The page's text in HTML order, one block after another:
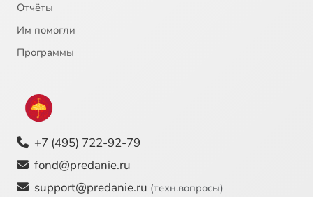
Отчёты
Им помогли
Программы
+7 (495) 722-92-79
fond@predanie.ru
support@predanie.ru (техн.вопросы)